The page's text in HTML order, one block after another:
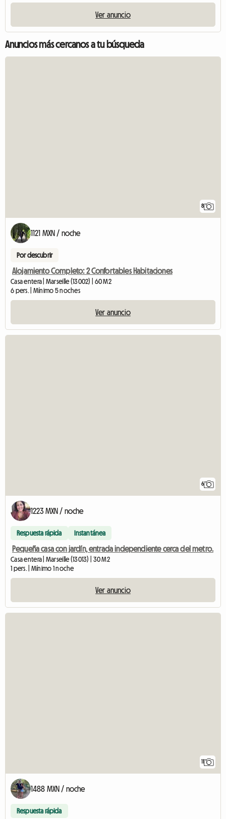
Ver anuncio
Anuncios más cercanos a tu búsqueda
8
1121 MXN / noche
Por descubrir
Alojamiento Completo: 2 Confortables Habitaciones
Casa entera | Marseille (13002) | 60 M2
6 pers. | Mínimo 5 noches
Ver anuncio
6
1223 MXN / noche
Respuesta rápida Instantánea
Pequeña casa con jardín, entrada independiente cerca del metro.
Casa entera | Marseille (13013) | 30 M2
1 pers. | Mínimo 1 noche
Ver anuncio
11
1488 MXN / noche
Respuesta rápida